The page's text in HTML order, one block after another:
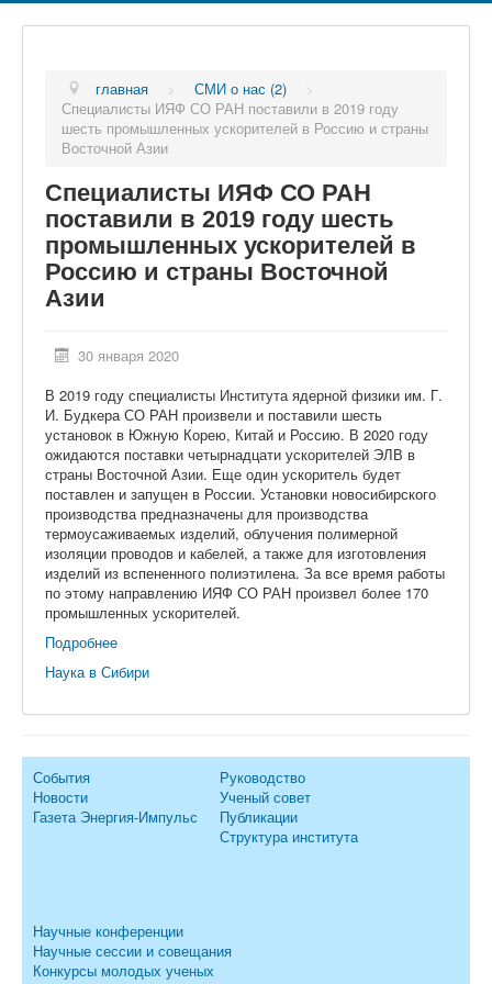
главная > СМИ о нас (2)
>
Специалисты ИЯФ СО РАН поставили в 2019 году
шесть промышленных ускорителей в Россию и страны
Восточной Азии
Специалисты ИЯФ СО РАН
поставили в 2019 году шесть
промышленных ускорителей в
Россию и страны Восточной
Азии
30 января 2020
В 2019 году специалисты Института ядерной физики им. Г.
И. Будкера СО РАН произвели и поставили шесть
установок в Южную Корею, Китай и Россию. В 2020 году
ожидаются поставки четырнадцати ускорителей ЭЛВ в
страны Восточной Азии. Еще один ускоритель будет
поставлен и запущен в России. Установки новосибирского
производства предназначены для производства
термоусаживаемых изделий, облучения полимерной
изоляции проводов и кабелей, а также для изготовления
изделий из вспененного полиэтилена. За все время работы
по этому направлению ИЯФ СО РАН произвел более 170
промышленных ускорителей.
Подробнее
Наука в Сибири
События
Новости
Газета Энергия-Импульс
Руководство
Ученый совет
Публикации
Структура института
Научные конференции
Научные сессии и совещания
Конкурсы молодых ученых